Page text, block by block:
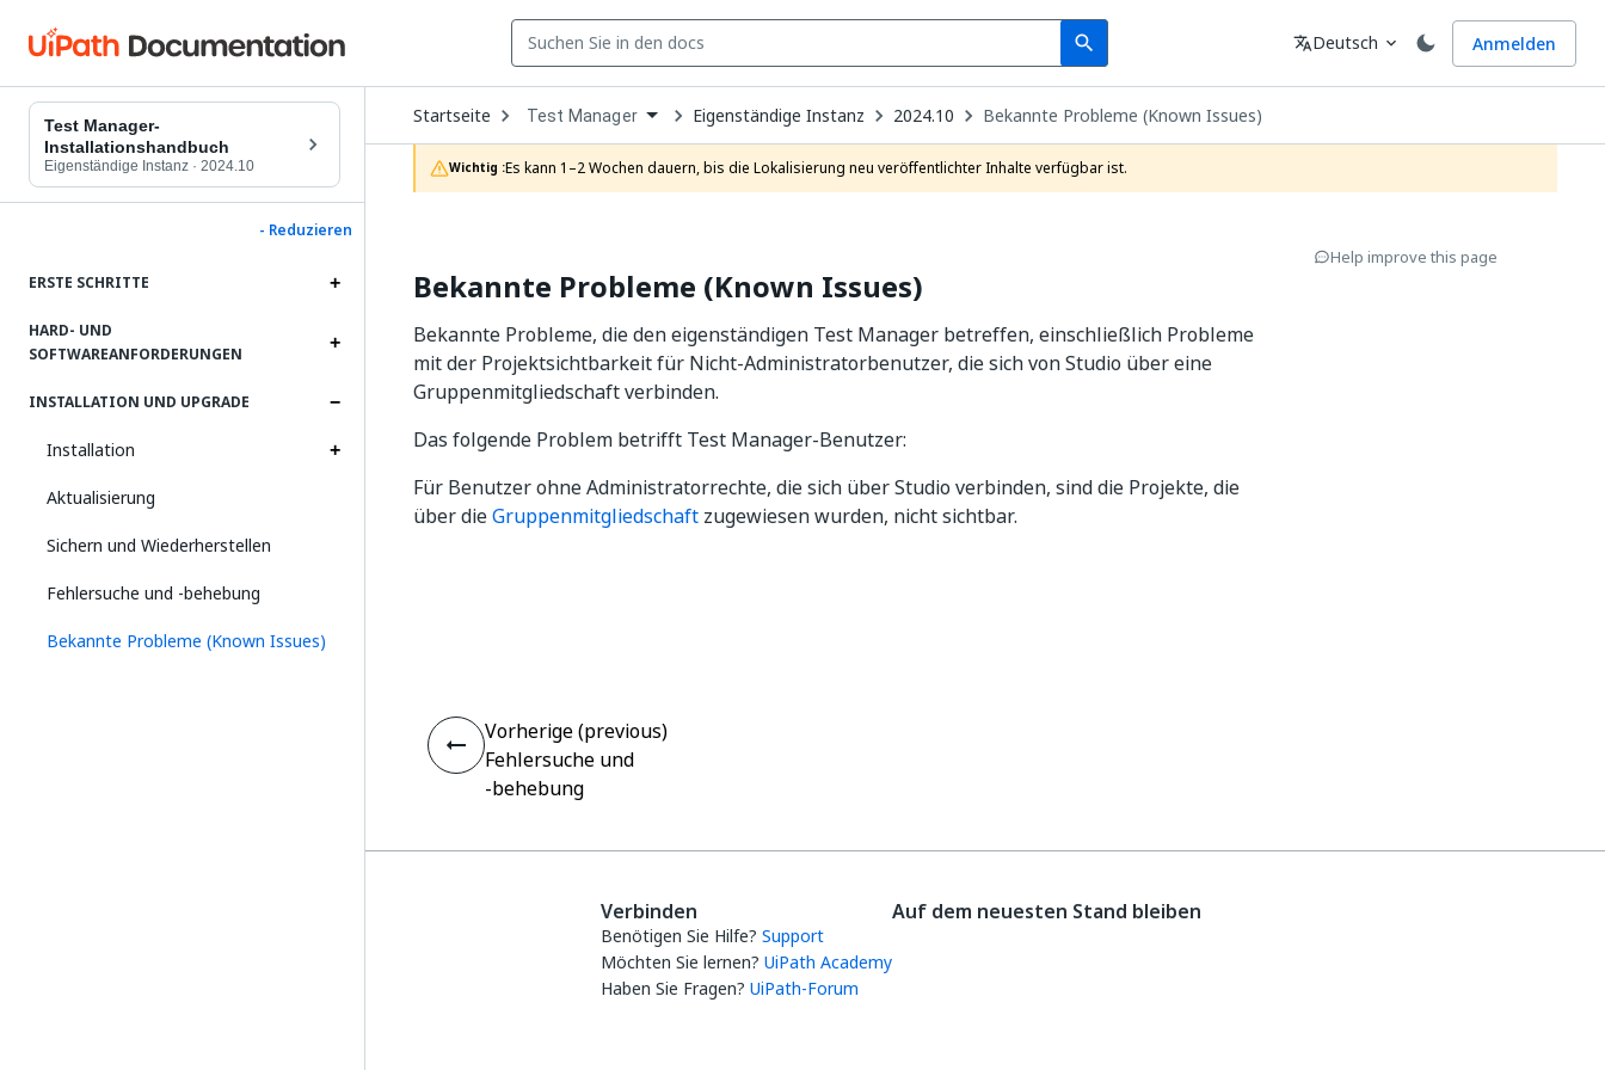
search
Search Sprache
translateDeutsch expand_more Anmelden
Test Manager-
Installationshandbuch
Eigenständige Instanz · 2024.10
- Reduzieren
ERSTE SCHRITTE
HARD- UND
SOFTWAREANFORDERUNGEN
INSTALLATION UND UPGRADE
Installation
Aktualisierung
Sichern und Wiederherstellen
Fehlersuche und ‑behebung
Bekannte Probleme (Known Issues)
Startseite Open
Dropdown
to
choose
product
Test Manager Eigenständige Instanz 2024.10 Bekannte Probleme (Known Issues)
Wichtig :Es kann 1–2 Wochen dauern, bis die Lokalisierung neu veröffentlichter Inhalte verfügbar ist.
Bekannte Probleme (Known Issues)
Bekannte Probleme, die den eigenständigen Test Manager betreffen, einschließlich Probleme
mit der Projektsichtbarkeit für Nicht-Administratorbenutzer, die sich von Studio über eine
Gruppenmitgliedschaft verbinden.
Das folgende Problem betrifft Test Manager-Benutzer:
Für Benutzer ohne Administratorrechte, die sich über Studio verbinden, sind die Projekte, die
über dieGruppenmitgliedschaft zugewiesen wurden, nicht sichtbar.
Help improve this page
Vorherige (previous)
Fehlersuche und
‑behebung
Verbinden
Benötigen Sie Hilfe? Support
Möchten Sie lernen? UiPath Academy
Haben Sie Fragen? UiPath-Forum
Auf dem neuesten Stand bleiben